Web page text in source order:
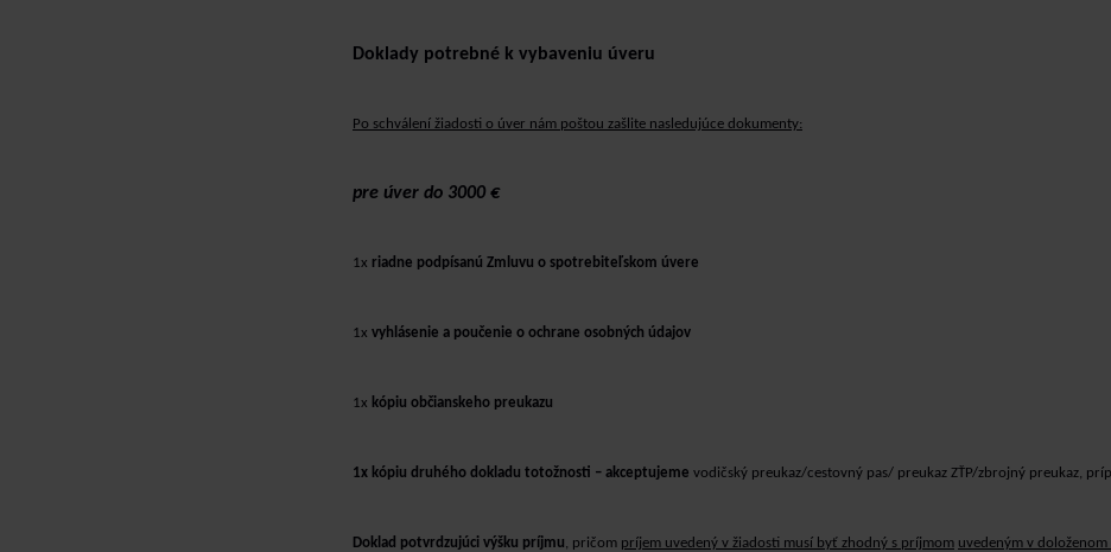
Doklady potrebné k vybaveniu úveru
Po schválení žiadosti o úver nám poštou zašlite nasledujúce dokumenty:
pre úver do 3000 €
1x riadne podpísanú Zmluvu o spotrebiteľskom úvere
1x vyhlásenie a poučenie o ochrane osobných údajov
1x kópiu občianskeho preukazu
1x kópiu druhého dokladu totožnosti – akceptujeme vodičský preukaz/cestovný pas/ preukaz ZŤP/zbrojný preukaz,
Doklad potvrdzujúci výšku príjmu, pričom príjem uvedený v žiadosti musí byť zhodný s príjmom uvedeným v